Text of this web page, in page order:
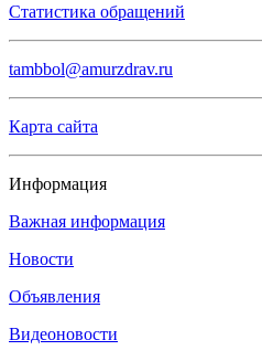
Статистика обращений
tambbol@amurzdrav.ru
Карта сайта
Информация
Важная информация
Новости
Объявления
Видеоновости